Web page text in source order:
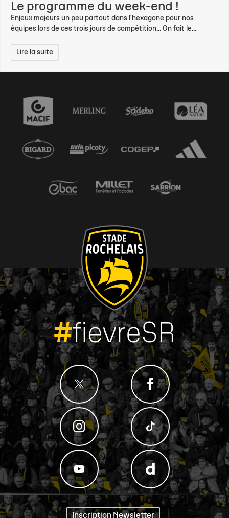
Le programme du week-end !
Enjeux majeurs un peu partout dans l'hexagone pour nos
équipes lors de ces trois jours de compétition... On fait le...
Lire la suite
#fievreSR
Inscription Newsletter "